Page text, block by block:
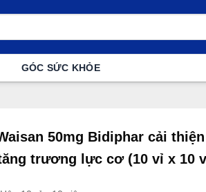
GÓC SỨC KHỎE
50mg Bidiphar cải
trương lực cơ (10 vỉ x 10